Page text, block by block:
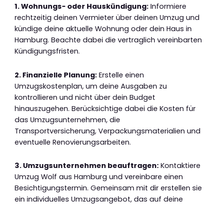
1. Wohnungs- oder Hauskündigung: Informiere
rechtzeitig deinen Vermieter über deinen Umzug und
kündige deine aktuelle Wohnung oder dein Haus in
Hamburg. Beachte dabei die vertraglich vereinbarten
Kündigungsfristen.
2. Finanzielle Planung: Erstelle einen
Umzugskostenplan, um deine Ausgaben zu
kontrollieren und nicht über dein Budget
hinauszugehen. Berücksichtige dabei die Kosten für
das Umzugsunternehmen, die
Transportversicherung, Verpackungsmaterialien und
eventuelle Renovierungsarbeiten.
3. Umzugsunternehmen beauftragen: Kontaktiere
Umzug Wolf aus Hamburg und vereinbare einen
Besichtigungstermin. Gemeinsam mit dir erstellen sie
ein individuelles Umzugsangebot, das auf deine